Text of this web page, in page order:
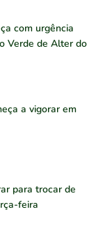
com urgência
Verde de Alter do
a vigorar em
para trocar de
feira